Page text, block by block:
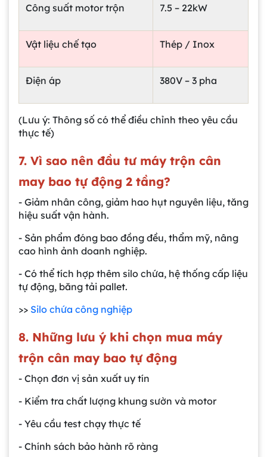
Công suất motor trộn 7.5 – 22kW
Vật liệu chế tạo Thép / Inox
Điện áp 380V – 3 pha
(Lưu ý: Thông số có thể điều chỉnh theo yêu cầu
thực tế)
7. Vì sao nên đầu tư máy trộn cân
may bao tự động 2 tầng?
- Giảm nhân công, giảm hao hụt nguyên liệu, tăng
hiệu suất vận hành.
- Sản phẩm đóng bao đồng đều, thẩm mỹ, nâng
cao hình ảnh doanh nghiệp.
- Có thể tích hợp thêm silo chứa, hệ thống cấp liệu
tự động, băng tải pallet.
>> Silo chứa công nghiệp
8. Những lưu ý khi chọn mua máy
trộn cân may bao tự động
- Chọn đơn vị sản xuất uy tín
- Kiểm tra chất lượng khung sườn và motor
- Yêu cầu test chạy thực tế
- Chính sách bảo hành rõ ràng